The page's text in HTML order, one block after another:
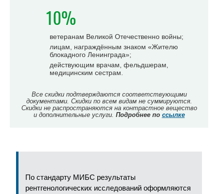
10%
ветеранам Великой Отечественно войны;
лицам, награждённым знаком «Жителю
блокадного Ленинграда»;
действующим врачам, фельдшерам,
медицинским сестрам.
Все скидки подтверждаются соответствующими
документами. Скидки по всем видам не суммируются.
Скидки не распространяются на контрастное вещество
и дополнительные услуги. Подробнее по ссылке
По стандарту МИБС результаты
рентгенологических исследований оформляются